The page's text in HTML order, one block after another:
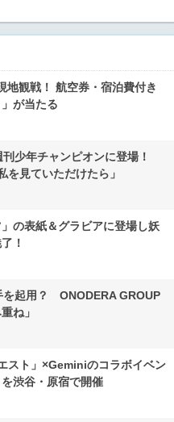
地観戦！ 航空券・宿泊費付き
が当たる
少年チャンピオンに登場！
を見ていただけたら」
の表紙＆グラビアに登場し妖
！
を起用？ ONODERA GROUP
ね」
スト」×Geminiのコラボイベン
渋谷・原宿で開催